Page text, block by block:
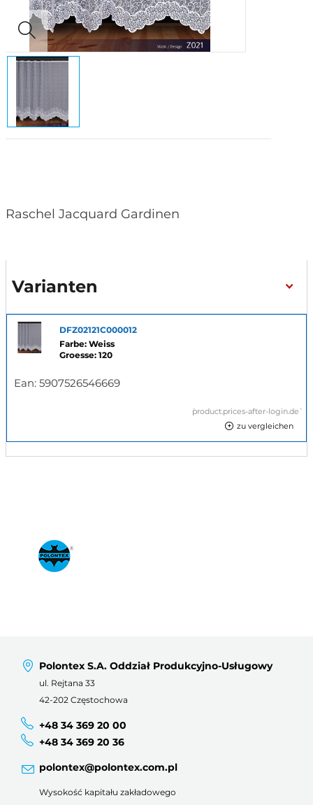
Raschel Jacquard Gardinen
Varianten
DFZ02121C000012
Farbe: Weiss
Groesse: 120
Ean: 5907526546669
`product.prices-after-login.de`
zu vergleichen
Polontex S.A. Oddział Produkcyjno-Usługowy
ul. Rejtana 33
42-202 Częstochowa
+48 34 369 20 00
+48 34 369 20 36
polontex@polontex.com.pl
Wysokość kapitału zakładowego